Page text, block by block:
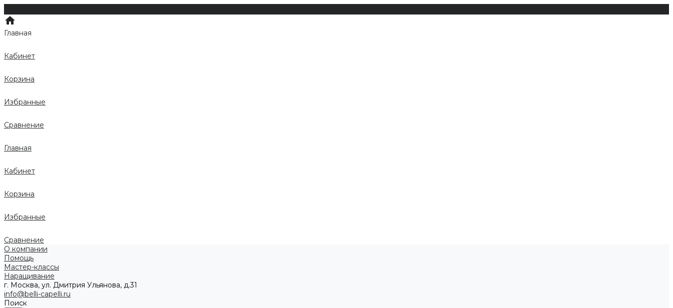
Главная
Кабинет
Корзина
Избранные
Сравнение
Главная
Кабинет
Корзина
Избранные
Сравнение
О компании
Помощь
Мастер-классы
Наращивание
г. Москва, ул. Дмитрия Ульянова, д.31
info@belli-capelli.ru
Поиск